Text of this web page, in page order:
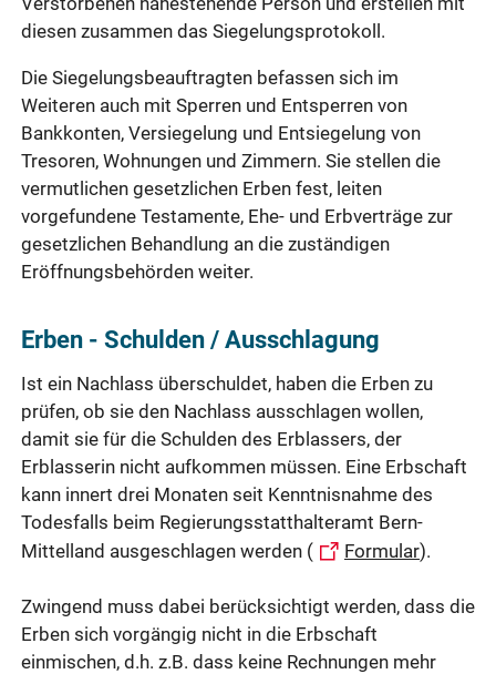
diesen zusammen das Siegelungsprotokoll.
Die Siegelungsbeauftragten befassen sich im
Weiteren auch mit Sperren und Entsperren von
Bankkonten, Versiegelung und Entsiegelung von
Tresoren, Wohnungen und Zimmern. Sie stellen die
vermutlichen gesetzlichen Erben fest, leiten
vorgefundene Testamente, Ehe- und Erbverträge zur
gesetzlichen Behandlung an die zuständigen
Eröffnungsbehörden weiter.
Erben - Schulden / Ausschlagung
Ist ein Nachlass überschuldet, haben die Erben zu
prüfen, ob sie den Nachlass ausschlagen wollen,
damit sie für die Schulden des Erblassers, der
Erblasserin nicht aufkommen müssen. Eine Erbschaft
kann innert drei Monaten seit Kenntnisnahme des
Todesfalls beim Regierungsstatthalteramt Bern-
Mittelland ausgeschlagen werden (
Formular).
Zwingend muss dabei berücksichtigt werden, dass die
Erben sich vorgängig nicht in die Erbschaft
einmischen, d.h. z.B. dass keine Rechnungen mehr